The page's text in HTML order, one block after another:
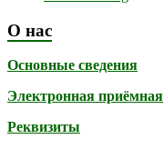
О нас
Основные сведения
Электронная приёмная
Реквизиты